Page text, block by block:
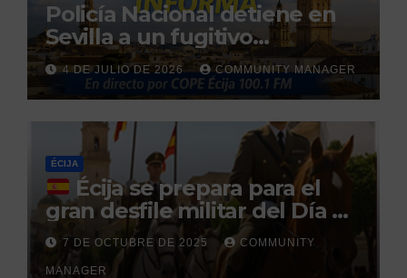
Policía Nacional detiene en
Sevilla a un fugitivo
reclamado por narcotráfico
tras no regresar a prisión
durante un permiso
penitenciario
4 DE JULIO DE 2026 COMMUNITY MANAGER
ÉCIJA
Écija se prepara para el
gran desfile militar del Día de
la Hispanidad organizado por
el Centro Militar de Cría
7 DE OCTUBRE DE 2025 COMMUNITY
MANAGER